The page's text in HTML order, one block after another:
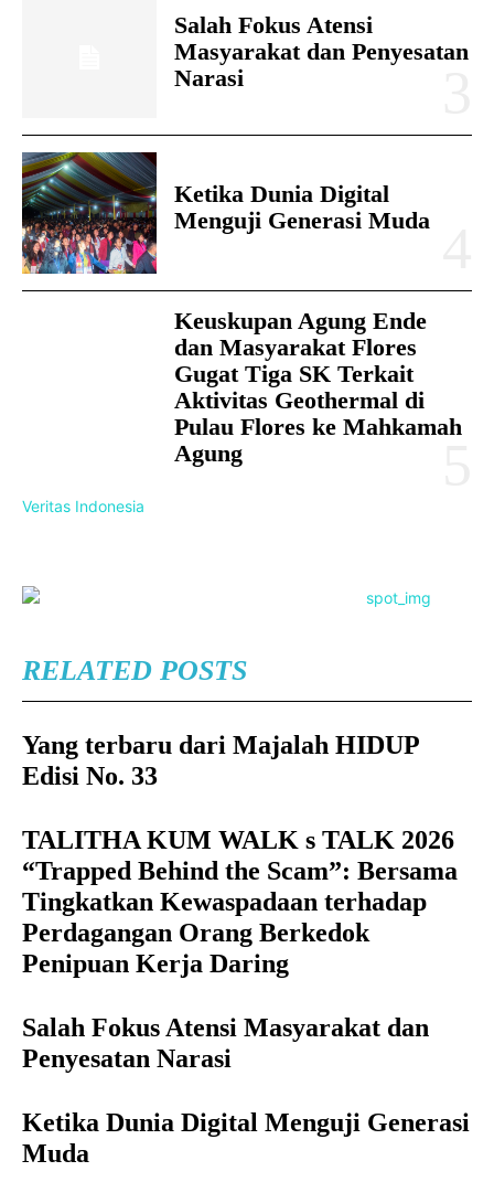
Salah Fokus Atensi
Masyarakat dan Penyesatan
Narasi
Ketika Dunia Digital
Menguji Generasi Muda
Keuskupan Agung Ende
dan Masyarakat Flores
Gugat Tiga SK Terkait
Aktivitas Geothermal di
Pulau Flores ke Mahkamah
Agung
Veritas Indonesia
RELATED POSTS
Yang terbaru dari Majalah HIDUP
Edisi No. 33
TALITHA KUM WALK s TALK 2026
“Trapped Behind the Scam”: Bersama
Tingkatkan Kewaspadaan terhadap
Perdagangan Orang Berkedok
Penipuan Kerja Daring
Salah Fokus Atensi Masyarakat dan
Penyesatan Narasi
Ketika Dunia Digital Menguji Generasi
Muda